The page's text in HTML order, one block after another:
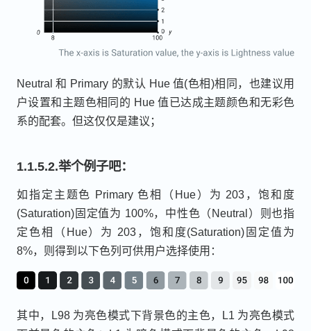
Neutral 和 Primary 的默认 Hue 值(色相)相同，也建议用
户设置和主题色相同的 Hue 值已达成主题颜色和无彩色
系的配套。但这仅仅是建议；
1.1.5.2.举个例子吧：
如指定主题色 Primary 色相（Hue）为 203，饱和度
(Saturation)固定值为 100%，中性色（Neutral）则也指
定色相（Hue）为 203，饱和度(Saturation)固定值为
8%，则得到以下色列可供用户选择使用：
其中，L98 为亮色模式下背景色的主色，L1 为亮色模式